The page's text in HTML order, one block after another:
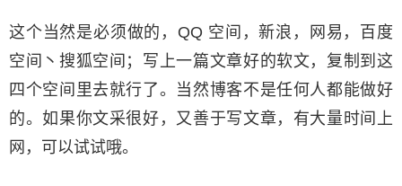
这个当然是必须做的，QQ 空间，新浪，网易，百度
空间丶搜狐空间；写上一篇文章好的软文，复制到这
四个空间里去就行了。当然博客不是任何人都能做好
的。如果你文采很好，又善于写文章，有大量时间上
网，可以试试哦。